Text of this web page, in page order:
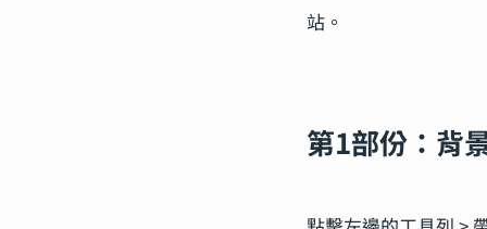
站。
第1部份：背